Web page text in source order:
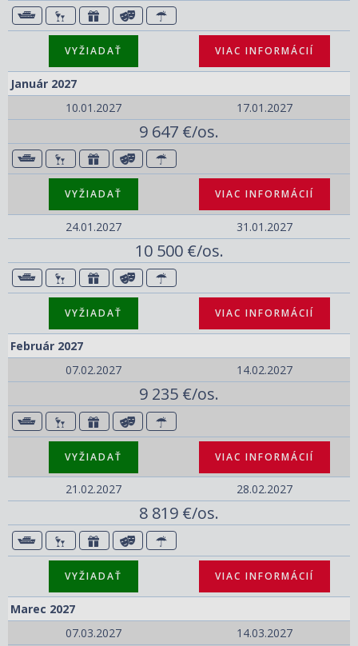
VYŽIADAŤ VIAC INFORMÁCIÍ
Január 2027
10.01.2027
17.01.2027
9 647 €/os.
VYŽIADAŤ VIAC INFORMÁCIÍ
24.01.2027 31.01.2027
10 500 €/os.
VYŽIADAŤ VIAC INFORMÁCIÍ
Február 2027
07.02.2027
14.02.2027
9 235 €/os.
VYŽIADAŤ VIAC INFORMÁCIÍ
21.02.2027 28.02.2027
8 819 €/os.
VYŽIADAŤ VIAC INFORMÁCIÍ
Marec 2027
07.03.2027
14.03.2027